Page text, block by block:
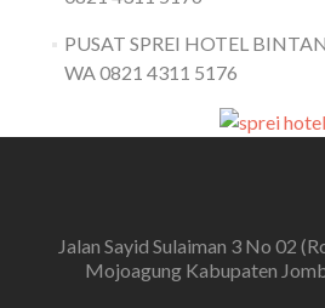
PUSAT SPREI HOTEL
WA 0821 4311 5176
Jalan Sayid Sulaiman 3 No 02
Mojoagung Kabupaten